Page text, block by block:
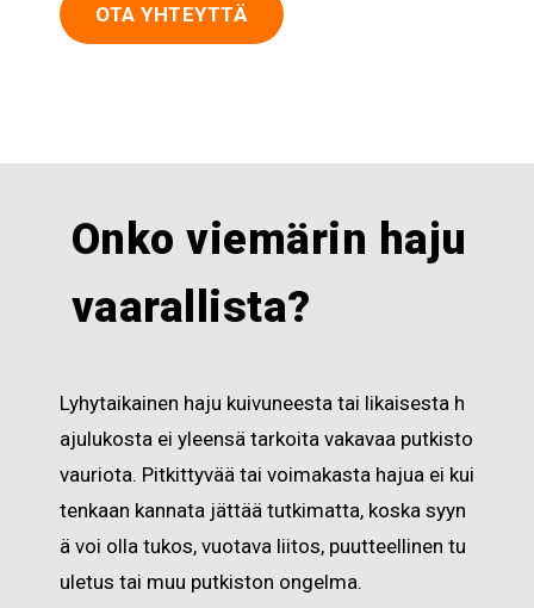
OTA YHTEYTTÄ
Onko viemärin haju
vaarallista?
Lyhytaikainen haju kuivuneesta tai likaisesta h
ajulukosta ei yleensä tarkoita vakavaa putkisto
vauriota. Pitkittyvää tai voimakasta hajua ei kui
tenkaan kannata jättää tutkimatta, koska syyn
ä voi olla tukos, vuotava liitos, puutteellinen tu
uletus tai muu putkiston ongelma.